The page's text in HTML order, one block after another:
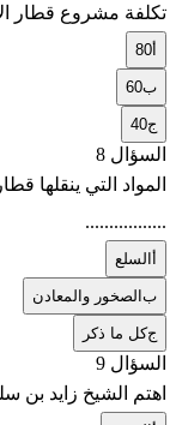
تكلفة مشروع قطار
80
ب60
ج40
السؤال 8
المواد التي ينقلها
.................
السلع
بالصخور والمعادن
جكل ما ذكر
السؤال 9
اهتم الشيخ زايد بن